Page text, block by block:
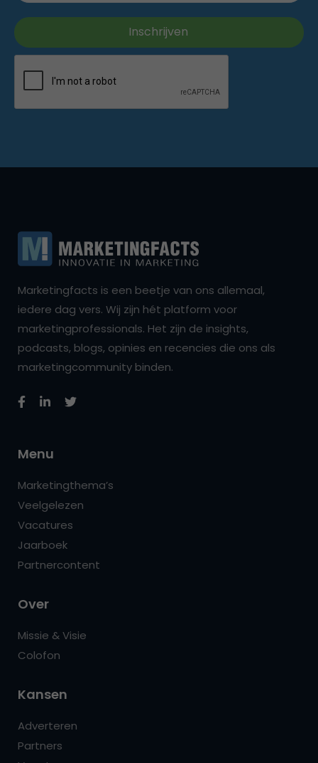
Marketingfacts is een beetje van ons allemaal,
iedere dag vers. Wij zijn hét platform voor
marketingprofessionals. Het zijn de insights,
podcasts, blogs, opinies en recencies die ons als
marketingcommunity binden.
Menu
Marketingthema’s
Veelgelezen
Vacatures
Jaarboek
Partnercontent
Over
Missie & Visie
Colofon
Kansen
Adverteren
Partners